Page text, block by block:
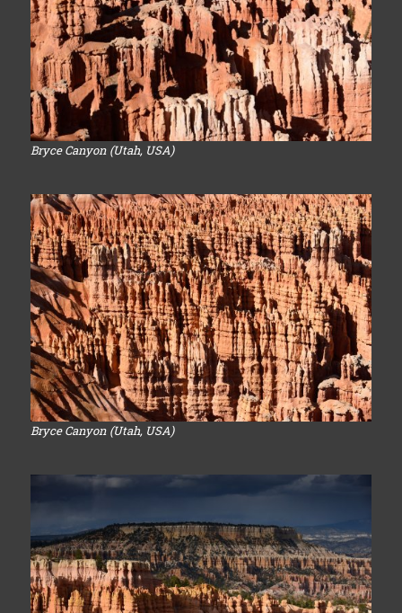
Bryce Canyon (Utah, USA)
Bryce Canyon (Utah, USA)